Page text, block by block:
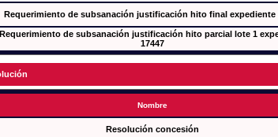
Requerimiento de subsanación justificación hito final expediente
de subsanación justificación hito parcial lote 1
17447
Nombre
Resolución concesión